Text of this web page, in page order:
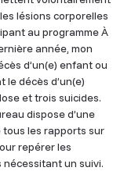
lésions corporelles
au programme À
année, mon
d’un(e) enfant ou
le décès d’un(e)
et trois suicides.
dispose d’une
tous les rapports sur
repérer les
un suivi.